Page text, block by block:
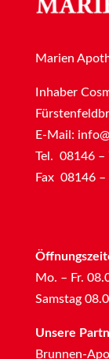
Marien
Inhaber
E-Mail:
Tel. 08146 –
Fax 08146 –
Mo. – Fr.
Samstag
Unsere
Brunnen-